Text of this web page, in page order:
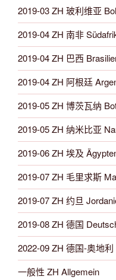
2019-03 ZH 玻利维亚
2019-04 ZH 南非
2019-04 ZH 巴西
2019-04 ZH 阿根廷
2019-05 ZH 博茨瓦纳
2019-05 ZH 纳米比亚
2019-06 ZH 埃及
2019-07 ZH 毛里求斯
2019-07 ZH 约旦
2019-08 ZH 德国
2022-09 ZH 德国-奥地
一般性 ZH Allgemein